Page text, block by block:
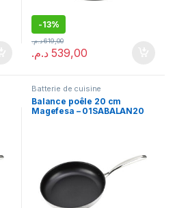
-13%
539,00 د.م.
619,00 د.م.
Batterie de cuisine
Balance poêle 20 cm
Magefesa – 01SABALAN20